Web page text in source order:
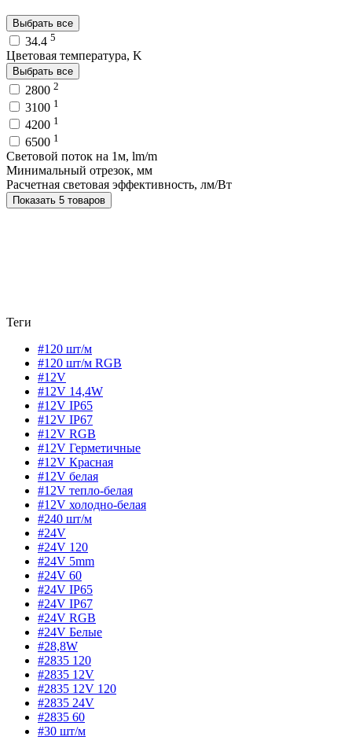
Выбрать все
34.4 5
Цветовая температура, K
Выбрать все
2800 2
3100 1
4200 1
6500 1
Световой поток на 1м, lm/m
Минимальный отрезок, мм
Расчетная световая эффективность, лм/Вт
Показать 5 товаров
Теги
#120 шт/м
#120 шт/м RGB
#12V
#12V 14,4W
#12V IP65
#12V IP67
#12V RGB
#12V Герметичные
#12V Красная
#12V белая
#12V тепло-белая
#12V холодно-белая
#240 шт/м
#24V
#24V 120
#24V 5mm
#24V 60
#24V IP65
#24V IP67
#24V RGB
#24V Белые
#28,8W
#2835 120
#2835 12V
#2835 12V 120
#2835 24V
#2835 60
#30 шт/м